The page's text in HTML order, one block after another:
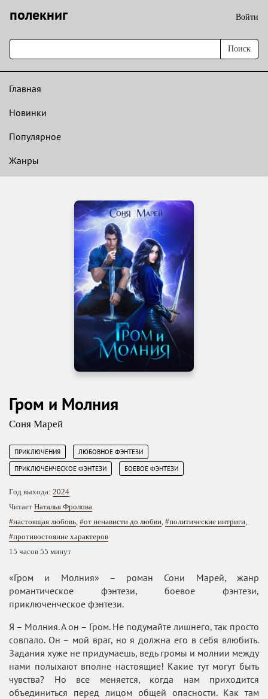
полекниг Войти
Поиск
Главная
Новинки
Популярное
Жанры
Гром и Молния
Соня Марей
ПРИКЛЮЧЕНИЯ ЛЮБОВНОЕ ФЭНТЕЗИ
ПРИКЛЮЧЕНЧЕСКОЕ ФЭНТЕЗИ БОЕВОЕ ФЭНТЕЗИ
Год выхода: 2024
Читает Наталья Фролова
#настоящая любовь, #от ненависти до любви, #политические интриги,
#противостояние характеров
15 часов 55 минут
«Гром и Молния» – роман Сони Марей, жанр
романтическое фэнтези, боевое фэнтези,
приключенческое фэнтези.
Я – Молния. А он – Гром. Не подумайте лишнего, так просто
совпало. Он – мой враг, но я должна его в себя влюбить.
Задания хуже не придумаешь, ведь громы и молнии между
нами полыхают вполне настоящие! Какие тут могут быть
чувства? Но все меняется, когда нам приходится
объединиться перед лицом общей опасности. Как там